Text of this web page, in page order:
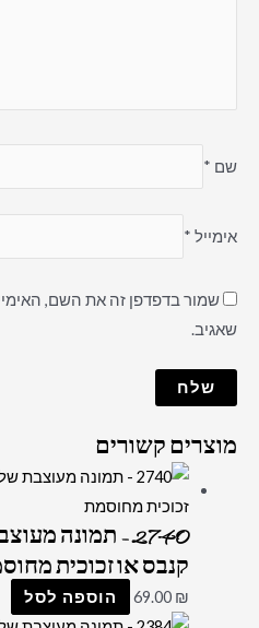
שם *
אימייל *
שמור בדפדפן זה את השם,
שאגיב.
מוצרים קשורים
קנבס או זכוכית
69.00 ₪ הוספה לסל